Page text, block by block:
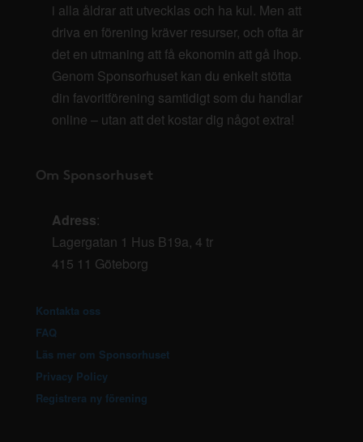
i alla åldrar att utvecklas och ha kul. Men att
driva en förening kräver resurser, och ofta är
det en utmaning att få ekonomin att gå ihop.
Genom Sponsorhuset kan du enkelt stötta
din favoritförening samtidigt som du handlar
online – utan att det kostar dig något extra!
Om Sponsorhuset
Adress:
Lagergatan 1 Hus B19a, 4 tr
415 11 Göteborg
Kontakta oss
FAQ
Läs mer om Sponsorhuset
Privacy Policy
Registrera ny förening